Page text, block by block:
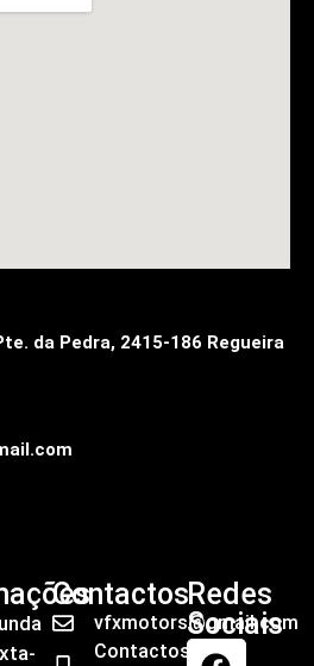
da Pedra, 2415-186 Regueira
Contactos
vfxmotors@gmail.com
Contactos
Redes
Sociais